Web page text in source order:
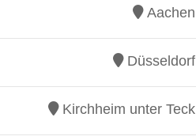
Aachen
Düsseldorf
Kirchheim unter Teck